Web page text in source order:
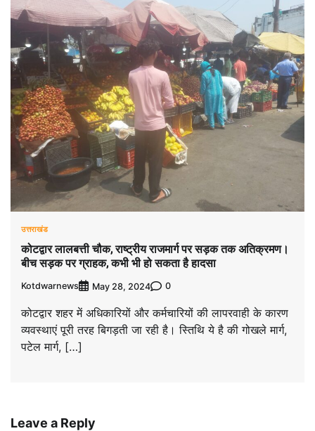
उत्तराखंड
कोटद्वार लालबत्ती चौक, राष्ट्रीय राजमार्ग पर सड़क तक अतिक्रमण।
बीच सड़क पर ग्राहक, कभी भी हो सकता है हादसा
Kotdwarnews May 28, 2024 0
कोटद्वार शहर में अधिकारियों और कर्मचारियों की लापरवाही के कारण
व्यवस्थाएं पूरी तरह बिगड़ती जा रही है। स्तिथि ये है की गोखले मार्ग,
पटेल मार्ग, […]
Leave a Reply